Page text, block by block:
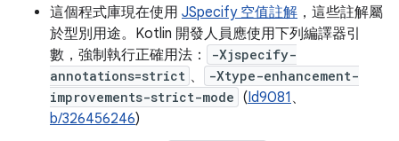
這個程式庫現在使用 JSpecify 空值註解 ，這些註解屬
於型別用途。Kotlin 開發人員應使用下列編譯器引
數，強制執行正確用法：
-Xjspecify-
annotations=strict 、
-Xtype-enhancement-
improvements-strict-mode (Id9081 、
b/326456246)